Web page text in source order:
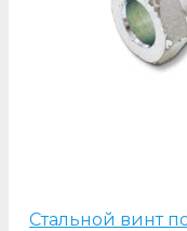
Стальной винт